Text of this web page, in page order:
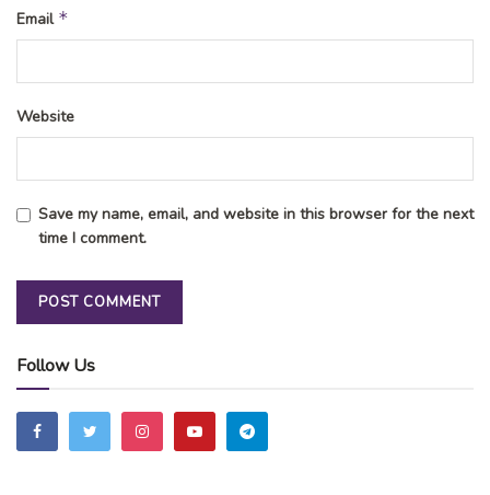
Email *
Website
Save my name, email, and website in this browser for the next
time I comment.
Follow Us